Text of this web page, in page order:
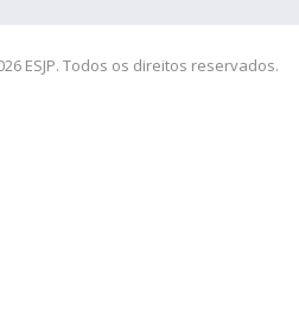
ESJP. Todos os direitos reservados.